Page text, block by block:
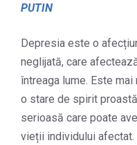
PUTIN
Depresia este o
neglijată, care
întreaga lume. Este
o stare de spirit
serioasă care poate
vieții individului afectat.